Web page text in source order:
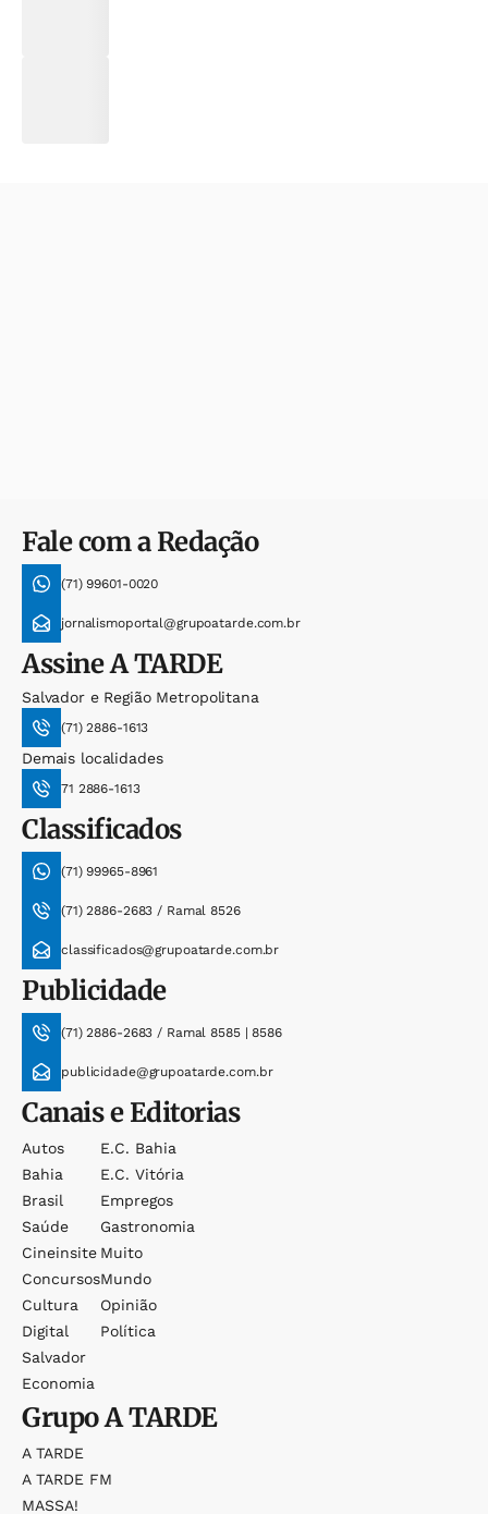
Fale com a Redação
(71) 99601-0020
jornalismoportal@grupoatarde.com.br
AssineA TARDE
Salvador e Região Metropolitana
(71) 2886-1613
Demais localidades
71 2886-1613
Classificados
(71) 99965-8961
(71) 2886-2683 / Ramal 8526
classificados@grupoatarde.com.br
Publicidade
(71) 2886-2683 / Ramal 8585 | 8586
publicidade@grupoatarde.com.br
Canais e Editorias
Autos
Bahia
Brasil
Saúde
Cineinsite
Concursos
Cultura
Digital
Salvador
Economia
E.c. Bahia
E.c. Vitória
Empregos
Gastronomia
Muito
Mundo
Opinião
Política
GrupoA TARDE
A TARDE
A TARDE FM
MASSA!